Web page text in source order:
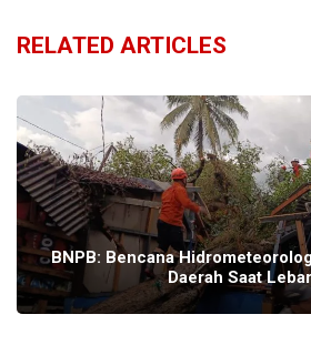
RELATED ARTICLES
BNPB: Bencana
Daerah Saat